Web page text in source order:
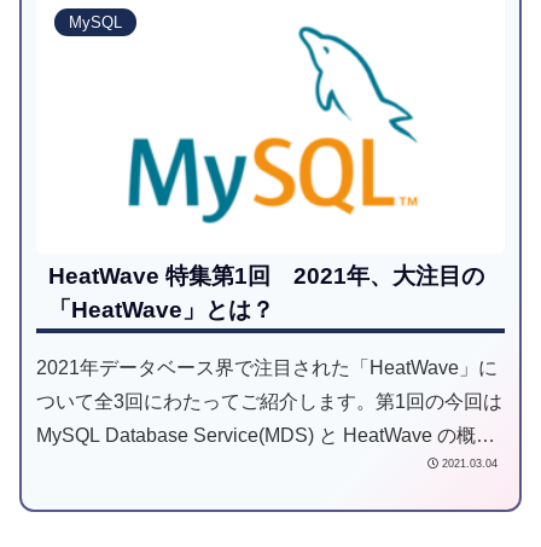
MySQL
HeatWave 特集第1回 2021年、大注目の
「HeatWave」とは？
2021年データベース界で注目された「HeatWave」に
ついて全3回にわたってご紹介します。第1回の今回は
MySQL Database Service(MDS) と HeatWave の概要
2021.03.04